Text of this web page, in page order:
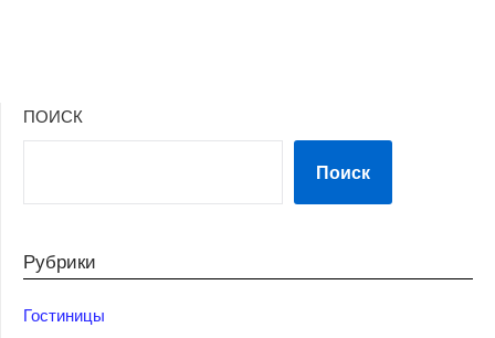
ПОИСК
Поиск
Рубрики
Гостиницы